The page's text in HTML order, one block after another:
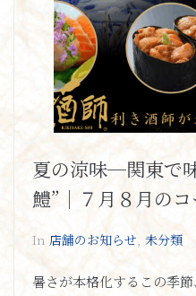
夏の涼味─関東で
鱧”｜７月８月のコ
In 店舗のお知らせ, 未分類
暑さが本格化するこの季